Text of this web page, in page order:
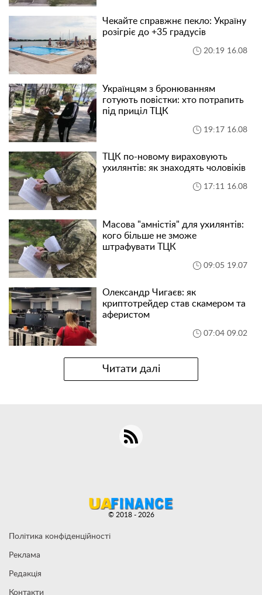
Чекайте справжнє пекло: Україну
розігріє до +35 градусів
20:19 16.08
Українцям з бронюванням
готують повістки: хто потрапить
під приціл ТЦК
19:17 16.08
ТЦК по-новому вираховують
ухилянтів: як знаходять чоловіків
17:11 16.08
Масова "амністія" для ухилянтів:
кого більше не зможе
штрафувати ТЦК
09:05 19.07
Олександр Чигаєв: як
криптотрейдер став скамером та
аферистом
07:04 09.02
Читати далі
Політика конфіденційності
Реклама
Редакція
Контакти
© 2018 - 2026